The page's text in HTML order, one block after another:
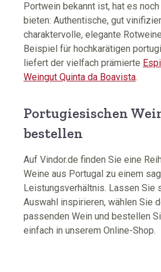
Portwein bekannt ist, hat es
bieten: Authentische, gut
charaktervolle, elegante
Beispiel für hochkarätigen
liefert der vielfach prämierte
Weingut Quinta da Boavista.
Portugiesischen
bestellen
Auf Vindor.de finden Sie eine
Weine aus Portugal zu einem
Leistungsverhältnis. Lassen Sie
Auswahl inspirieren, wählen Sie
passenden Wein und bestellen
einfach in unserem Online-Shop.